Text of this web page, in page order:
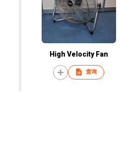
High Velocity Fan
查询